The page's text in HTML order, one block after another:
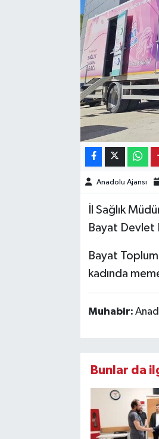
Anadolu Ajansı
İl Sağlık
Bayat Devlet
Bayat
kadında
Muhabir:
Bunlar da